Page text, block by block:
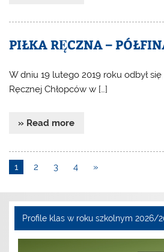
PIŁKA RĘCZNA –
W dniu 19 lutego 2019 roku odbył się
Ręcznej Chłopców w […]
» Read more
1 2 3 4 »
Profile klas w roku szkolnym 2026/